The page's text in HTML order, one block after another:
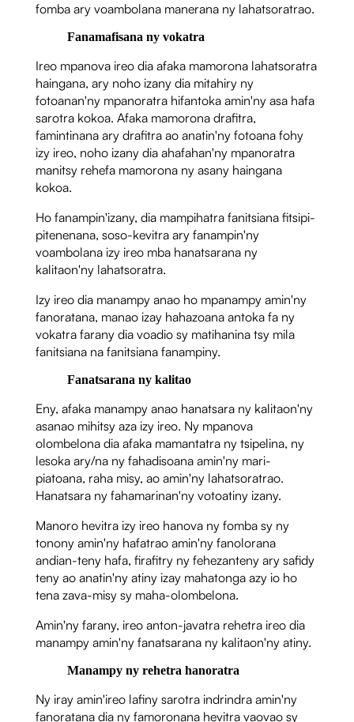
fomba ary voambolana manerana ny lahatsoratrao.
Fanamafisana ny vokatra
Ireo mpanova ireo dia afaka mamorona lahatsoratra
haingana, ary noho izany dia mitahiry ny
fotoanan'ny mpanoratra hifantoka amin'ny asa hafa
sarotra kokoa. Afaka mamorona drafitra,
famintinana ary drafitra ao anatin'ny fotoana fohy
izy ireo, noho izany dia ahafahan'ny mpanoratra
manitsy rehefa mamorona ny asany haingana
kokoa.
Ho fanampin'izany, dia mampihatra fanitsiana fitsipi-
pitenenana, soso-kevitra ary fanampin'ny
voambolana izy ireo mba hanatsarana ny
kalitaon'ny lahatsoratra.
Izy ireo dia manampy anao ho mpanampy amin'ny
fanoratana, manao izay hahazoana antoka fa ny
vokatra farany dia voadio sy matihanina tsy mila
fanitsiana na fanitsiana fanampiny.
Fanatsarana ny kalitao
Eny, afaka manampy anao hanatsara ny kalitaon'ny
asanao mihitsy aza izy ireo. Ny mpanova
olombelona dia afaka mamantatra ny tsipelina, ny
lesoka ary/na ny fahadisoana amin'ny mari-
piatoana, raha misy, ao amin'ny lahatsoratrao.
Hanatsara ny fahamarinan'ny votoatiny izany.
Manoro hevitra izy ireo hanova ny fomba sy ny
tonony amin'ny hafatrao amin'ny fanolorana
andian-teny hafa, firafitry ny fehezanteny ary safidy
teny ao anatin'ny atiny izay mahatonga azy io ho
tena zava-misy sy maha-olombelona.
Amin'ny farany, ireo anton-javatra rehetra ireo dia
manampy amin'ny fanatsarana ny kalitaon'ny atiny.
Manampy ny rehetra hanoratra
Ny iray amin'ireo lafiny sarotra indrindra amin'ny
fanoratana dia ny famoronana hevitra vaovao sy